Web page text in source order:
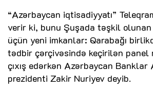
“Azərbaycan iqtisadiyyatı”
verir ki, bunu Şuşada təşkil
üçün yeni imkanlar: Qarabağı
tədbir çərçivəsində keçirilən panel
çıxış edərkən Azərbaycan Banklar
prezidenti Zakir Nuriyev deyib.